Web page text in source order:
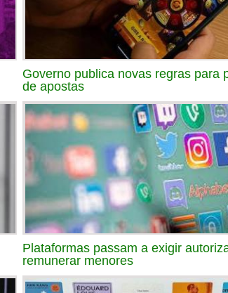
Governo publica novas regras para
de apostas
Plataformas passam a exigir
remunerar menores